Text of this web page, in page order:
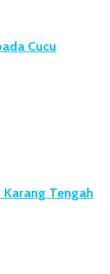
Cucu
Tengah